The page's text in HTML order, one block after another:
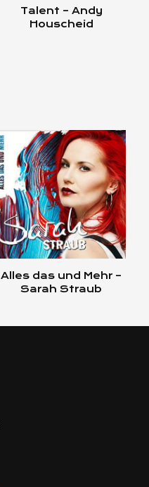
Talent – Andy
Houscheid
Alles das und Mehr –
Sarah Straub